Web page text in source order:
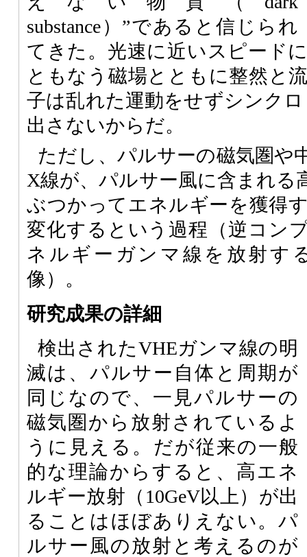
substance）”であると信じられ
てきた。光速に近いスピード
ともなう磁場とともに整然と
子は乱れた運動をせずシンク
出さないからだ。
ただし、パルサーの磁気圏や
X線が、パルサー風に含まれる
ぶつかってエネルギーを獲得
変化するという過程（逆コン
ネルギーガンマ線を放射す
像）。
研究成果の詳細
検出されたVHEガンマ線の明
滅は、パルサー自体と周期が
同じなので、一見パルサーの
磁気圏から放射されているよ
うに見える。だが従来の一般
的な理論からすると、高エネ
ルギー放射（10GeV以上）が出
ることはほぼありえない。パ
ルサー風の放射と考えるのが